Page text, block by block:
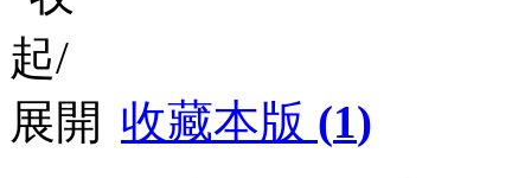
收藏本版 (1)